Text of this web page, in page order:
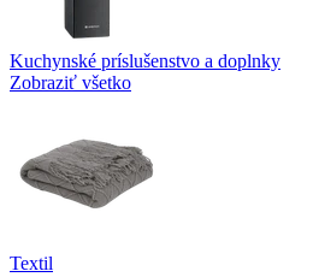
Kuchynské príslušenstvo a doplnky
Zobraziť všetko
Textil